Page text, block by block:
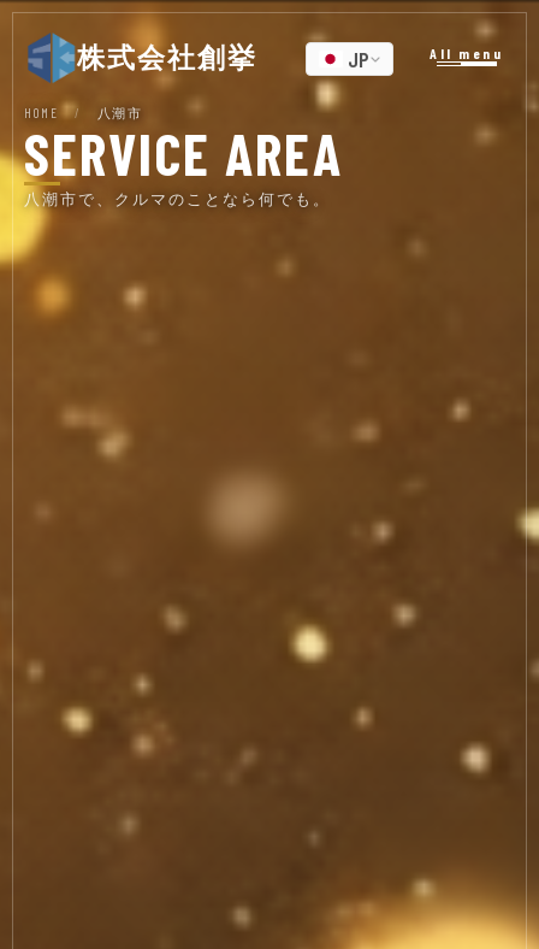
株式会社創挙 JP All menu
HOME / 八潮市
SERVICE AREA
八潮市で、クルマのことなら何でも。